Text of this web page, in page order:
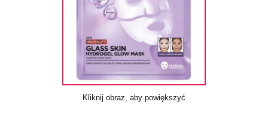
Kliknij obraz, aby powiększyć